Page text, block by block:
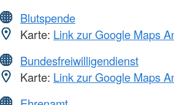
Blutspende
Karte: Link zur Google Maps
Bundesfreiwilligendienst
Karte: Link zur Google Maps